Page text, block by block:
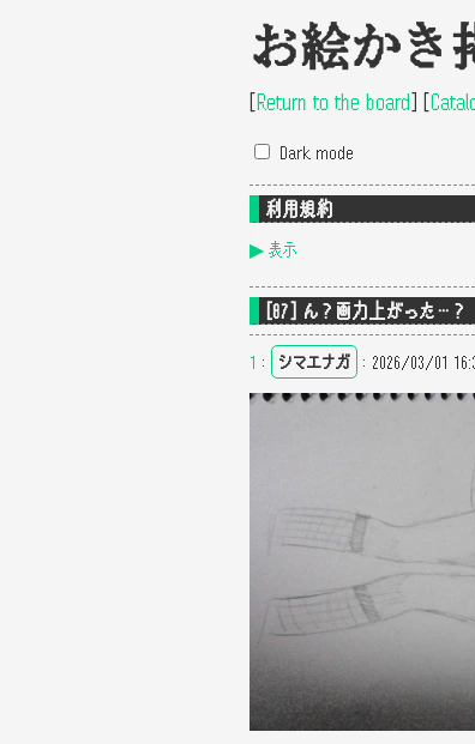
お絵か
[Return to the board] [
Dark mode
利用規約
表示
[87] ん？画力上がった…？
1 ： シマエナガ ： 2026/03/01